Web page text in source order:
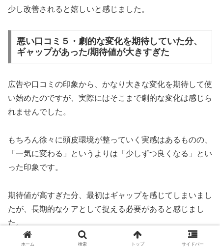
少し改善されると嬉しいと感じました。
悪い口コミ５・劇的な変化を期待していた分、
ギャップがあった/期待値が大きすぎた
広告や口コミの印象から、かなり大きな変化を期待して使
い始めたのですが、実際にはそこまで劇的な変化は感じら
れませんでした。
もちろん徐々に頭皮環境が整っていく実感はあるものの、
「一気に変わる」というよりは「少しずつ良くなる」とい
った印象です。
期待値が高すぎた分、最初はギャップを感じてしまいまし
たが、長期的なケアとして捉える必要があると感じまし
た。
ホーム 検索 トップ サイドバー